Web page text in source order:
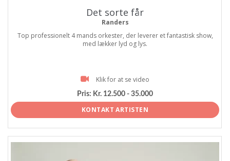
Det sorte får
Randers
Top professionelt 4 mands orkester, der leverer et fantastisk show,
med lækker lyd og lys.
Klik for at se video
Pris: Kr. 12.500 - 35.000
KONTAKT ARTISTEN